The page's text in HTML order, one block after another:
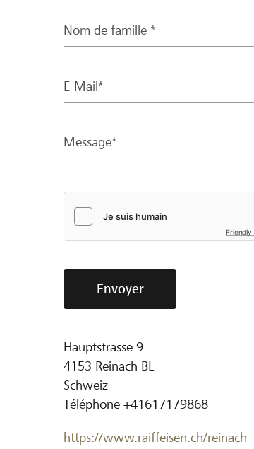
Nom de famille *
E-Mail*
Message*
Friendly
Envoyer
Hauptstrasse 9
4153 Reinach BL
Schweiz
Téléphone +41617179868
https://www.raiffeisen.ch/reinach